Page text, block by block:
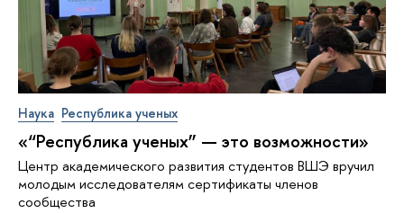
Наука Республика ученых
«“Республика ученых” — это возможности»
Центр академического развития студентов ВШЭ вручил
молодым исследователям сертификаты членов
сообщества